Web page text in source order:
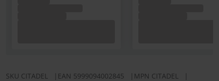
SKU CITADEL EAN 5999094002845 MPN CITADEL